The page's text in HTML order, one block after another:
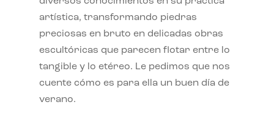
artística, transformando piedras
preciosas en bruto en delicadas obras
escultóricas que parecen flotar entre lo
tangible y lo etéreo. Le pedimos que nos
cuente cómo es para ella un buen día de
verano.